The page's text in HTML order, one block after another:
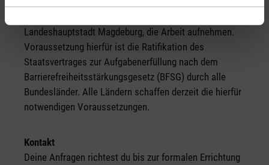
Landeshauptstadt Magdeburg, die Arbeit aufnehmen.
Voraussetzung hierfür ist die Ratifikation des
Staatsvertrages zur Aufgabenerfüllung nach dem
Barrierefreiheitsstärkungsgesetz (BFSG) durch alle
Bundesländer. Alle Ländern schaffen derzeit die hierfür
notwendigen Voraussetzungen.
Kontakt
Deine Anfragen richtest du bis zur formalen Errichtung